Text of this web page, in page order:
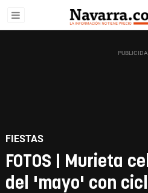
FIESTAS
FOTOS | Murieta
del 'mayo' con